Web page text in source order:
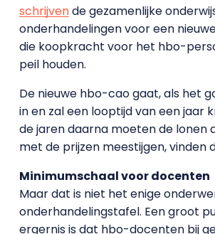
schrijvende gezamenlijke
onderhandelingen voor een
die koopkracht voor het hbo-
peil houden.
De nieuwe hbo-cao gaat, als het
in en zal een looptijd van een jaar
de jaren daarna moeten de lonen
met de prijzen meestijgen, vinden
Minimumschaal voor docenten
Maar dat is niet het enige
onderhandelingstafel. Een groot
ergernis is dat hbo-docenten bij